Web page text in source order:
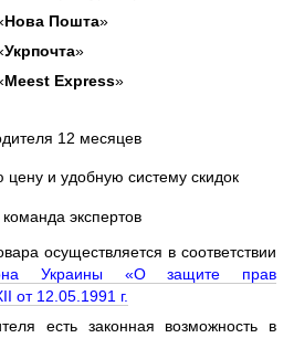
Нова Пошта»
Укрпочта»
Meest Express»
12 месяцев
и удобную систему скидок
экспертов
осуществляется в соответствии
Украины «О защите прав
от 12.05.1991 г.
есть законная возможность в